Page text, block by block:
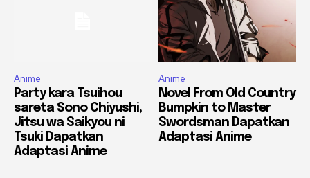
Anime
Party kara Tsuihou
sareta Sono Chiyushi,
Jitsu wa Saikyou ni
Tsuki Dapatkan
Adaptasi Anime
Anime
Novel From Old Country
Bumpkin to Master
Swordsman Dapatkan
Adaptasi Anime